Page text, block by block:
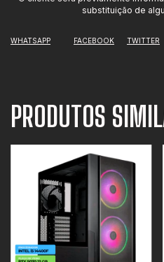
substituição de
WHATSAPP FACEBOOK TWITTER
PRODUTOS